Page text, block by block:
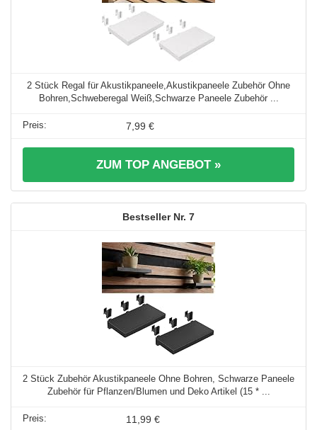
2 Stück Regal für Akustikpaneele,Akustikpaneele Zubehör Ohne
Bohren,Schweberegal Weiß,Schwarze Paneele Zubehör ...
7,99 €
ZUM TOP ANGEBOT »
7
2 Stück Zubehör Akustikpaneele Ohne Bohren, Schwarze Paneele
Zubehör für Pflanzen/Blumen und Deko Artikel (15 * ...
11,99 €